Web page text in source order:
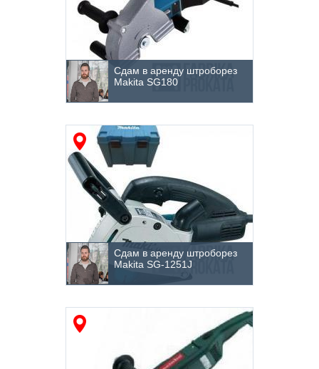
Сварочное оборудование
Электроинструмент
Сдам в аренду штроборез
Makita SG180
Сдам в аренду штроборез
Makita SG-1251J